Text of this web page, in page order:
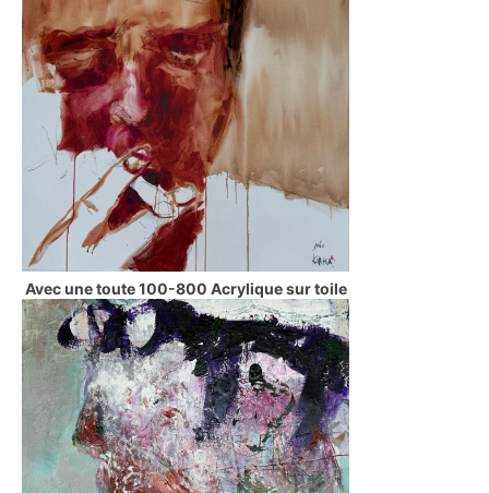
Avec une toute 100-800 Acrylique sur toile